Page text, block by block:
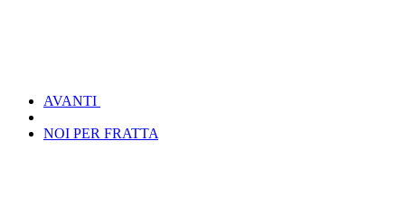
AVANTI
NOI PER FRATTA